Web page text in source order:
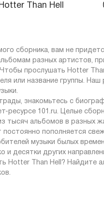
Hotter Than Hell
сборника, вам не
разных артистов,
прослушать Hotter
или название группы.
знакомьтесь с
ресурсе 101.ru. Целые
тысяч альбомов в разных
пополняется
музыки былых
и десятки других
Hotter Than Hell? Найдите